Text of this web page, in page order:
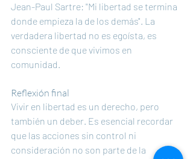
Jean-Paul Sartre: "Mi libertad se termina
donde empieza la de los demás". La
verdadera libertad no es egoísta, es
consciente de que vivimos en
comunidad.
Reflexión final
Vivir en libertad es un derecho, pero
también un deber. Es esencial recordar
que las acciones sin control ni
consideración no son parte de la